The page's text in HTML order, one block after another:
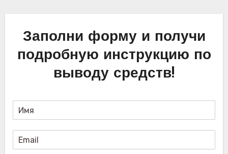
Заполни форму и получи
подробную инструкцию по
выводу средств!